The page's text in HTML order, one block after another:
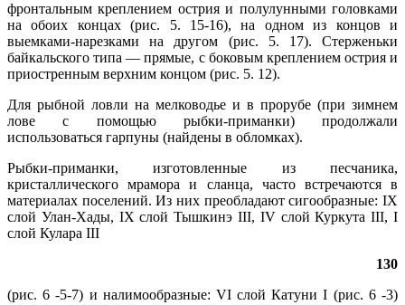
фронтальным креплением острия и полулунными головками
на обоих концах (рис. 5. 15-16), на одном из концов и
выемками-нарезками на другом (рис. 5. 17). Стерженьки
байкальского типа — прямые, с боковым креплением острия и
приостренным верхним концом (рис. 5. 12).
Для рыбной ловли на мелководье и в прорубе (при зимнем
лове с помощью рыбки-приманки) продолжали
использоваться гарпуны (найдены в обломках).
Рыбки-приманки, изготовленные из песчаника,
кристаллического мрамора и сланца, часто встречаются в
материалах поселений. Из них преобладают сигообразные: IX
слой Улан-Хады, IX слой Тышкинэ III, IV слой Куркута III, I
слой Кулара III
130
(рис. 6 ‑5-7) и налимообразные: VI слой Катуни I (рис. 6 -3)